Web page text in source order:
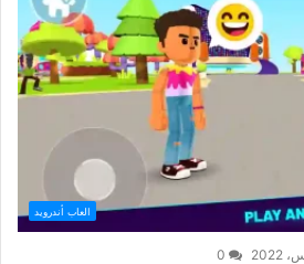
العاب أندرويد